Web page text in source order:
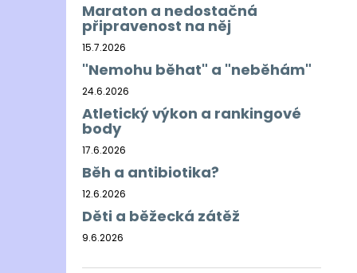
Maraton a nedostačná
připravenost na něj
15.7.2026
"Nemohu běhat" a "neběhám"
24.6.2026
Atletický výkon a rankingové
body
17.6.2026
Běh a antibiotika?
12.6.2026
Děti a běžecká zátěž
9.6.2026